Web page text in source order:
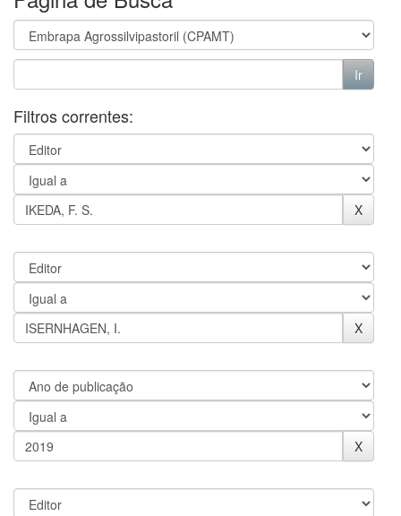
Filtros correntes: